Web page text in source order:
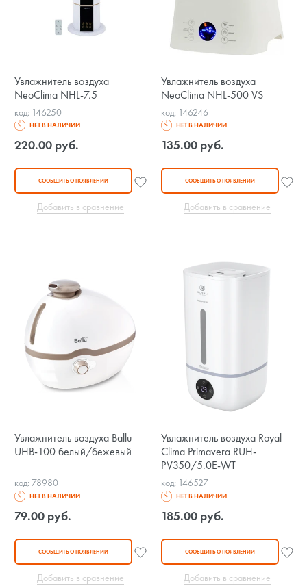
Увлажнитель воздуха
NeoClima NHL-7.5
код: 146250
НЕТ В НАЛИЧИИ
220.00 руб.
СООБЩИТЬ О ПОЯВЛЕНИИ
Добавить в сравнение
Увлажнитель воздуха
NeoClima NHL-500 VS
код: 146246
НЕТ В НАЛИЧИИ
135.00 руб.
СООБЩИТЬ О ПОЯВЛЕНИИ
Добавить в сравнение
Увлажнитель воздуха Ballu
UHB-100 белый/бежевый
код: 78980
НЕТ В НАЛИЧИИ
79.00 руб.
СООБЩИТЬ О ПОЯВЛЕНИИ
Добавить в сравнение
Увлажнитель воздуха Royal
Clima Primavera RUH-
PV350/5.0E-WT
код: 146527
НЕТ В НАЛИЧИИ
185.00 руб.
СООБЩИТЬ О ПОЯВЛЕНИИ
Добавить в сравнение